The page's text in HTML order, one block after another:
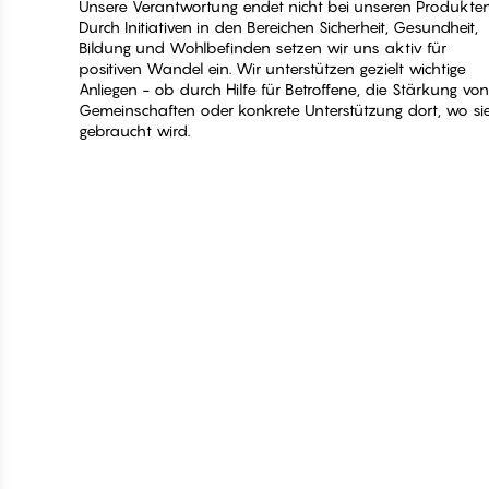
Unsere Verantwortung endet nicht bei unseren
Durch Initiativen in den Bereichen Sicherheit, Gesundheit,
Bildung und Wohlbefinden setzen wir uns aktiv für
positiven Wandel ein. Wir unterstützen gezielt wichtige
Anliegen - ob durch Hilfe für Betroffene, die Stärkung von
Gemeinschaften oder konkrete Unterstützung dort, wo
gebraucht wird.